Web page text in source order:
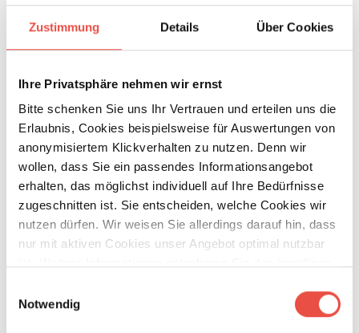
Zustimmung Details Über Cookies
Ihre Privatsphäre nehmen wir ernst
Bitte schenken Sie uns Ihr Vertrauen und erteilen uns die
Erlaubnis, Cookies beispielsweise für Auswertungen von
anonymisiertem Klickverhalten zu nutzen. Denn wir
wollen, dass Sie ein passendes Informationsangebot
erhalten, das möglichst individuell auf Ihre Bedürfnisse
zugeschnitten ist. Sie entscheiden, welche Cookies wir
nutzen dürfen. Wir weisen Sie allerdings darauf hin, dass
nur mit aktiven Cookies unser Angebot optimal nutzbar
Notwendig